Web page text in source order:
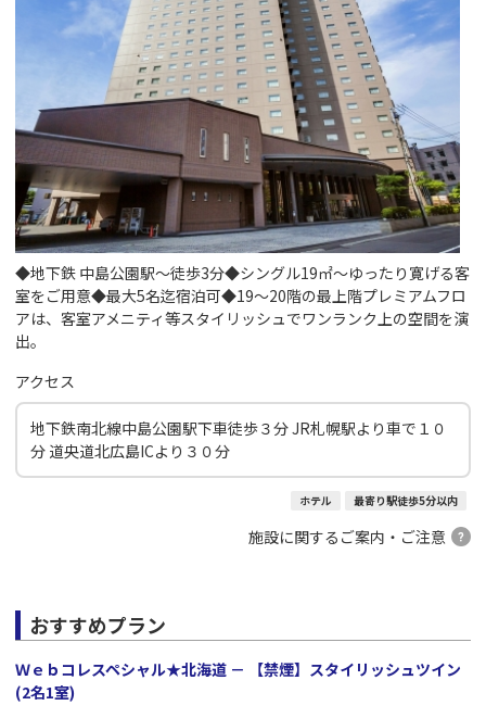
◆地下鉄 中島公園駅～徒歩3分◆シングル19㎡～ゆったり寛げる客
室をご用意◆最大5名迄宿泊可◆19～20階の最上階プレミアムフロ
アは、客室アメニティ等スタイリッシュでワンランク上の空間を演
出。
アクセス
地下鉄南北線中島公園駅下車徒歩３分 JR札幌駅より車で１０
分 道央道北広島ICより３０分
ホテル 最寄り駅徒歩5分以内
施設に関するご案内・ご注意
おすすめプラン
Ｗｅｂコレスペシャル★北海道 － 【禁煙】スタイリッシュツイン
(2名1室)